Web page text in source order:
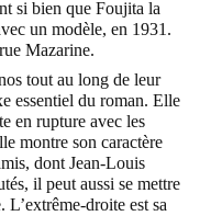
si bien que Foujita la
un modèle, en 1931.
Mazarine.
tout au long de leur
essentiel du roman. Elle
en rupture avec les
montre son caractère
dont Jean-Louis
il peut aussi se mettre
droite est sa